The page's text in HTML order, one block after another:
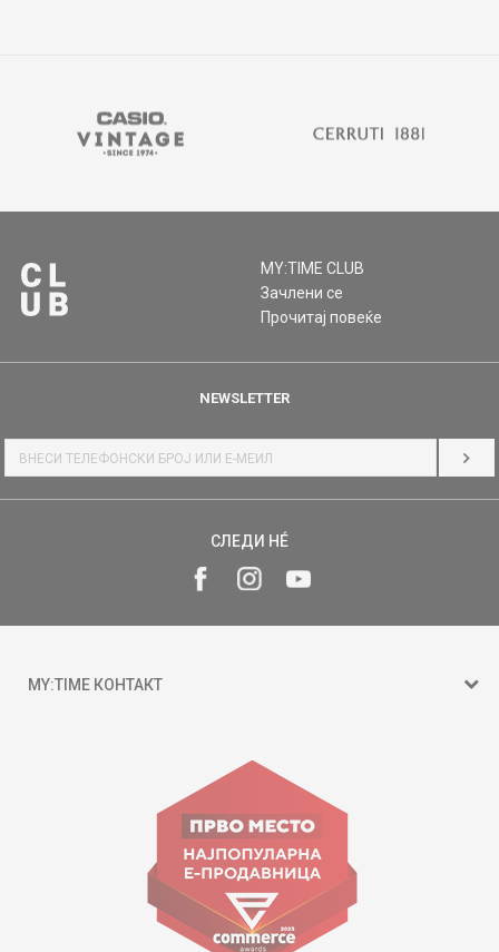
MY:TIME CLUB
Зачлени се
Прочитај повеќе
NEWSLETTER
СЛЕДИ НÉ
MY:TIME КОНТАКТ
ул. Гоце Николовски бр.74 Скопје
contact@mytime.mk
Работно време:
09:00 до 17:00